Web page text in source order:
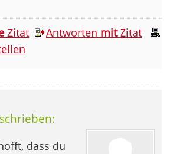
Zitat Antworten mitZitat
dass du